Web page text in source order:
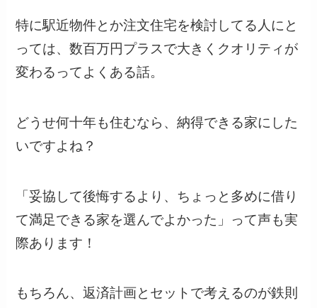
特に駅近物件とか注文住宅を検討してる人にと
っては、数百万円プラスで大きくクオリティが
変わるってよくある話。
どうせ何十年も住むなら、納得できる家にした
いですよね？
「妥協して後悔するより、ちょっと多めに借り
て満足できる家を選んでよかった」って声も実
際あります！
もちろん、返済計画とセットで考えるのが鉄則